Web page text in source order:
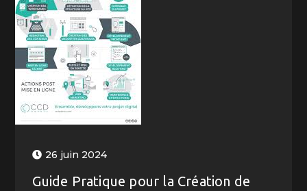
26 juin 2024
Guide Pratique pour la Création de